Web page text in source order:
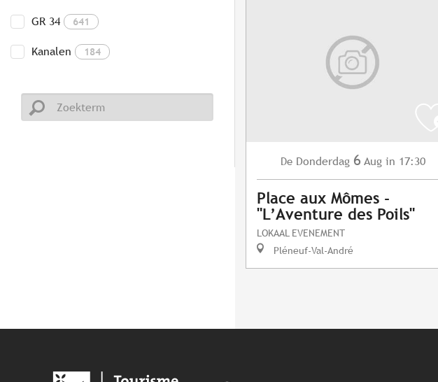
GR 34 641
Kanalen 184
De Donderdag 6 Aug in 17:30
Place aux Mômes -
"L’Aventure des Poils"
LOKAAL EVENEMENT
Pléneuf-Val-André